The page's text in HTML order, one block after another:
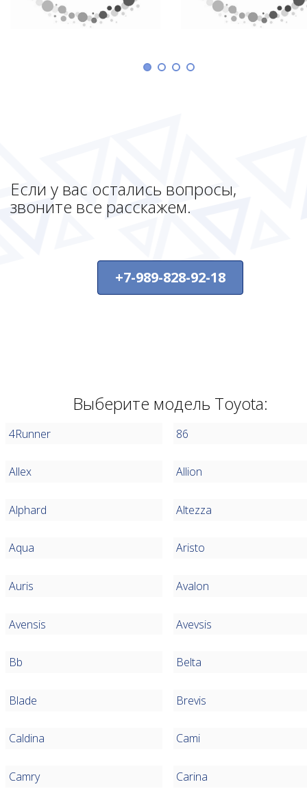
Если у вас остались вопросы,
звоните все расскажем.
+7-989-828-92-18
Выберите модель Toyota:
4Runner 86
Allex Allion
Alphard Altezza
Aqua Aristo
Auris Avalon
Avensis Avevsis
Bb Belta
Blade Brevis
Caldina Cami
Camry Carina